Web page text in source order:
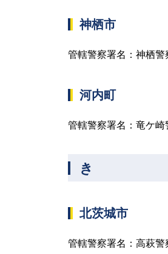
神栖市
管轄警察署名：神栖
河内町
管轄警察署名：竜ケ
き
北茨城市
管轄警察署名：高萩